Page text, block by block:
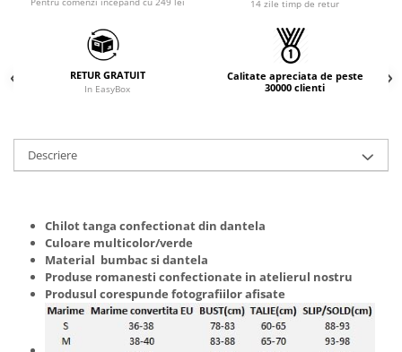
14 zile timp de retur
RETUR GRATUIT
In EasyBox
Calitate apreciata de peste
30000 clienti
Descriere
Chilot tanga confectionat din dantela
Culoare multicolor/verde
Material bumbac si dantela
Produse romanesti confectionate in atelierul nostru
Produsul corespunde fotografiilor afisate